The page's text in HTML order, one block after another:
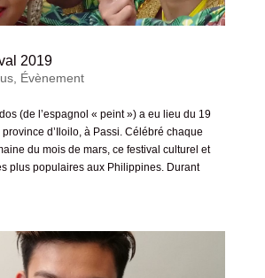
2019
, Évènement
(de l’espagnol « peint ») a eu lieu du 19
d’Iloilo, à Passi. Célébré chaque
du mois de mars, ce festival culturel et
plus populaires aux Philippines. Durant